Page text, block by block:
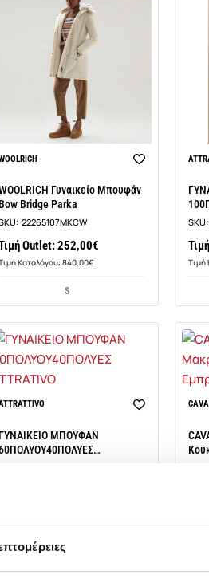
Γυναικείο Μπουφάν
Bow Bridge Parka
22265107MKCW
Outlet: 252,00€
Καταλόγου: 840,00€
S
SKU:
Τιμή
ΓΥΝΑΙΚΕΙΟ ΜΠΟΥΦΑΝ